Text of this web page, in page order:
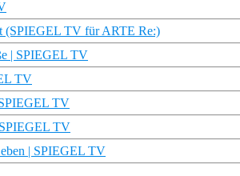
(SPIEGEL TV für ARTE Re:)
| SPIEGEL TV
TV
TV
TV
| SPIEGEL TV